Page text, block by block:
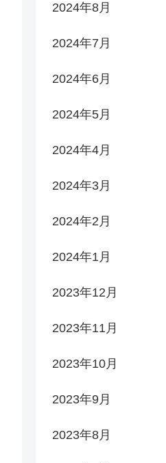
2024年8月
2024年7月
2024年6月
2024年5月
2024年4月
2024年3月
2024年2月
2024年1月
2023年12月
2023年11月
2023年10月
2023年9月
2023年8月